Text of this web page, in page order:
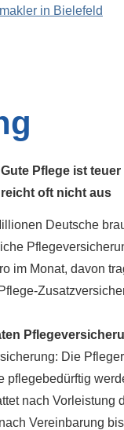
Gute Pflege ist
reicht oft nicht aus
Deutsche
im Monat, davon
Die
nach Vorleistung
Vereinbarung